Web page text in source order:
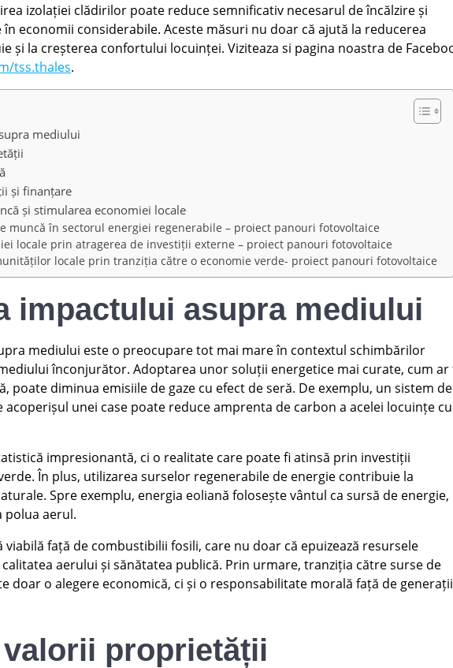
izolației clădirilor poate reduce semnificativ necesarul de încălzire și
în economii considerabile. Aceste măsuri nu doar că ajută la reducerea
și la creșterea confortului locuinței. Viziteaza si pagina noastra de
tss.thales.
mediului
și finanțare
și stimularea economiei locale
muncă în sectorul energiei regenerabile – proiect panouri fotovoltaice
locale prin atragerea de investiții externe – proiect panouri fotovoltaice
locale prin tranziția către o economie verde- proiect panouri fotovoltaice
impactului asupra mediului
mediului este o preocupare tot mai mare în contextul schimbărilor
înconjurător. Adoptarea unor soluții energetice mai curate, cum ar
poate diminua emisiile de gaze cu efect de seră. De exemplu, un sistem de
unei case poate reduce amprenta de carbon a acelei locuințe cu
impresionantă, ci o realitate care poate fi atinsă prin investiții
În plus, utilizarea surselor regenerabile de energie contribuie la
Spre exemplu, energia eoliană folosește vântul ca sursă de energie,
polua aerul.
viabilă față de combustibilii fosili, care nu doar că epuizează resursele
aerului și sănătatea publică. Prin urmare, tranziția către surse de
doar o alegere economică, ci și o responsabilitate morală față de
proprietății